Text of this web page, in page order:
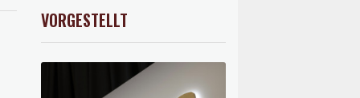
2.28%
0.32%
VORGESTELLT